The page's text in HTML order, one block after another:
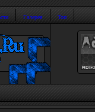
Галерея Топ